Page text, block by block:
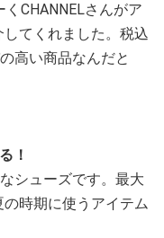
CHANNELさんがア
てくれました。税込
高い商品なんだと
！
シューズです。最大
時期に使うアイテム